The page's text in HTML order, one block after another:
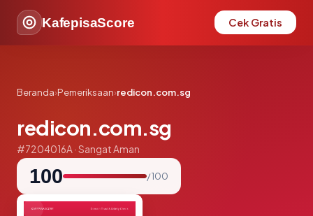
KafepisaScore Cek Gratis
Beranda›Pemeriksaan›redicon.com.sg
redicon.com.sg
#7204016A · Sangat Aman
100 / 100